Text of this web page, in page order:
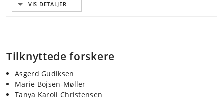
Tilknyttede forskere
Asgerd Gudiksen
Marie Bojsen-Møller
Tanya Karoli Christensen